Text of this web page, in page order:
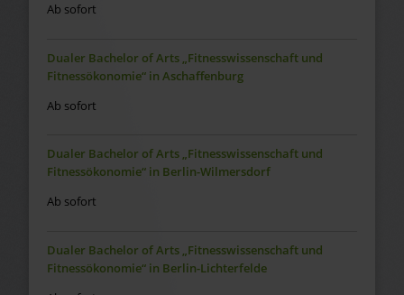
Ab sofort
Dualer Bachelor of Arts „Fitnesswissenschaft und
Fitnessökonomie“ in Aschaffenburg
Ab sofort
Dualer Bachelor of Arts „Fitnesswissenschaft und
Fitnessökonomie“ in Berlin-Wilmersdorf
Ab sofort
Dualer Bachelor of Arts „Fitnesswissenschaft und
Fitnessökonomie“ in Berlin-Lichterfelde